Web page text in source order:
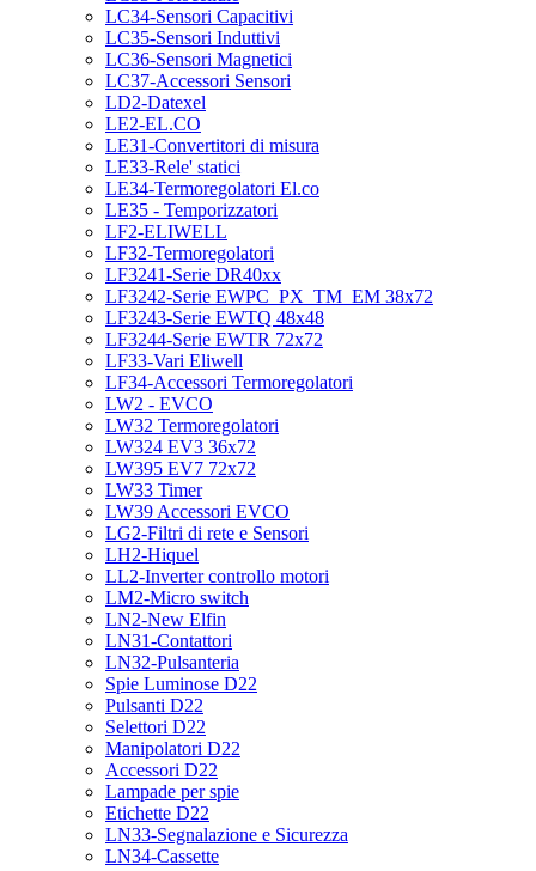
LC34-Sensori Capacitivi
LC35-Sensori Induttivi
LC36-Sensori Magnetici
LC37-Accessori Sensori
LD2-Datexel
LE2-EL.CO
LE31-Convertitori di misura
LE33-Rele' statici
LE34-Termoregolatori El.co
LE35 - Temporizzatori
LF2-ELIWELL
LF32-Termoregolatori
LF3241-Serie DR40xx
LF3242-Serie EWPC_PX_TM_EM 38x72
LF3243-Serie EWTQ 48x48
LF3244-Serie EWTR 72x72
LF33-Vari Eliwell
LF34-Accessori Termoregolatori
LW2 - EVCO
LW32 Termoregolatori
LW324 EV3 36x72
LW395 EV7 72x72
LW33 Timer
LW39 Accessori EVCO
LG2-Filtri di rete e Sensori
LH2-Hiquel
LL2-Inverter controllo motori
LM2-Micro switch
LN2-New Elfin
LN31-Contattori
LN32-Pulsanteria
Spie Luminose D22
Pulsanti D22
Selettori D22
Manipolatori D22
Accessori D22
Lampade per spie
Etichette D22
LN33-Segnalazione e Sicurezza
LN34-Cassette